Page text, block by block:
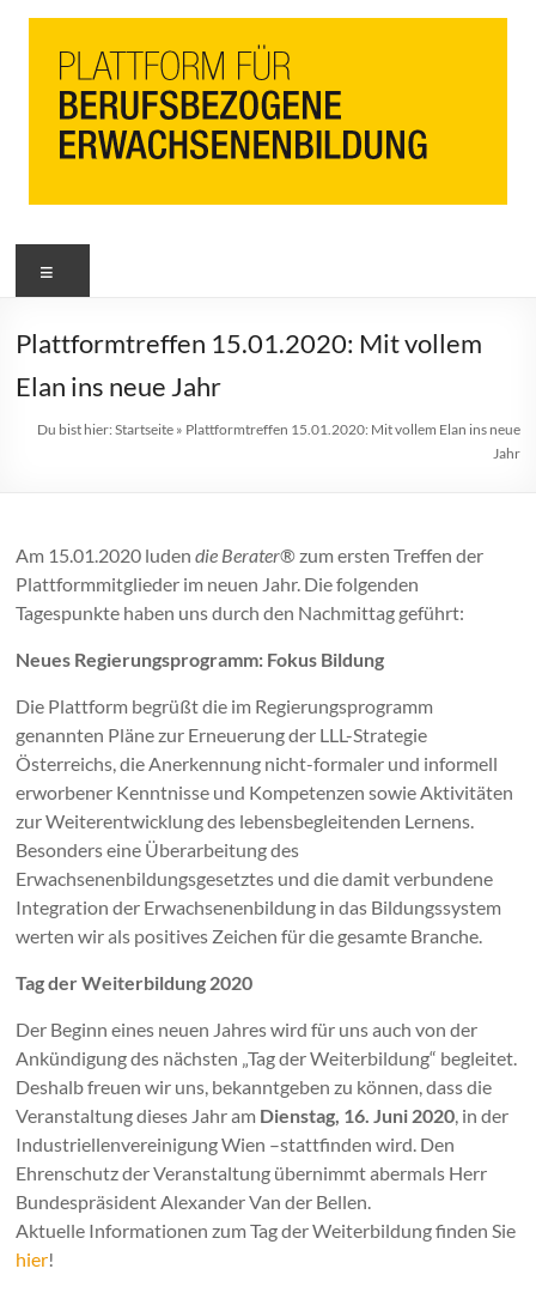
PbEB
Plattform
berufsbezogene
Plattformtreffen 15.01.2020: Mit vollem
Elan ins neue Jahr
Du bist hier: Startseite» Plattformtreffen 15.01.2020: Mit vollem Elan ins neue
Jahr
Am 15.01.2020 ludendie Berater® zum ersten Treffen der
Plattformmitglieder im neuen Jahr. Die folgenden
Tagespunkte haben uns durch den Nachmittag geführt:
Neues Regierungsprogramm: Fokus Bildung
Die Plattform begrüßt die im Regierungsprogramm
genannten Pläne zur Erneuerung der LLL-Strategie
Österreichs, die Anerkennung nicht-formaler und informell
erworbener Kenntnisse und Kompetenzen sowie Aktivitäten
zur Weiterentwicklung des lebensbegleitenden Lernens.
Besonders eine Überarbeitung des
Erwachsenenbildungsgesetztes und die damit verbundene
Integration der Erwachsenenbildung in das Bildungssystem
werten wir als positives Zeichen für die gesamte Branche.
Tag der Weiterbildung 2020
Der Beginn eines neuen Jahres wird für uns auch von der
Ankündigung des nächsten „Tag der Weiterbildung“ begleitet.
Deshalb freuen wir uns, bekanntgeben zu können, dass die
Veranstaltung dieses Jahr am Dienstag, 16. Juni 2020, in der
Industriellenvereinigung Wien –stattfinden wird. Den
Ehrenschutz der Veranstaltung übernimmt abermals Herr
Bundespräsident Alexander Van der Bellen.
Aktuelle Informationen zum Tag der Weiterbildung finden Sie
hier!